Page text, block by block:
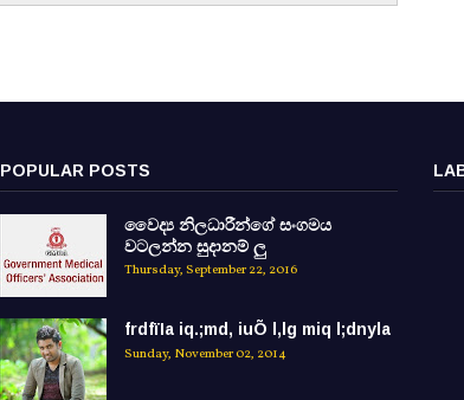
POPULAR POSTS
වෛද්‍ය නිලධාරීන්ගේ සංගමය
වටලන්න සුදානම් ලු
Thursday, September 22, 2016
frdfïIa iq.;md, iuÕ l,lg miq l;dnyla
Sunday, November 02, 2014